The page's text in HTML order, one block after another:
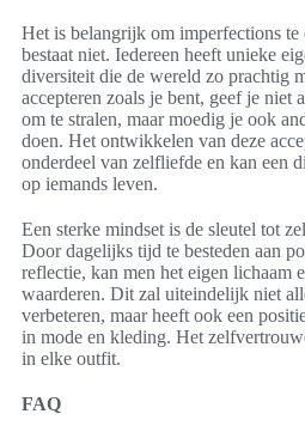
Het is belangrijk om imperfections
bestaat niet. Iedereen heeft unieke
diversiteit die de wereld zo prachtig
accepteren zoals je bent, geef je niet
om te stralen, maar moedig je ook
doen. Het ontwikkelen van deze
onderdeel van zelfliefde en kan een
op iemands leven.
Een sterke mindset is de sleutel tot
Door dagelijks tijd te besteden aan
reflectie, kan men het eigen lichaam
waarderen. Dit zal uiteindelijk niet
verbeteren, maar heeft ook een
in mode en kleding. Het
in elke outfit.
FAQ